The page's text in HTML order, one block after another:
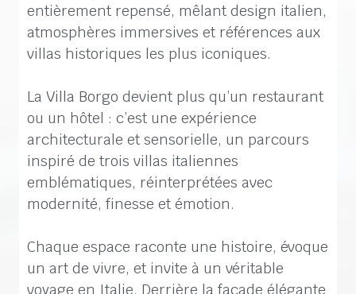
entièrement repensé, mêlant design italien,
atmosphères immersives et références aux
villas historiques les plus iconiques.
La Villa Borgo devient plus qu’un restaurant
ou un hôtel : c’est une expérience
architecturale et sensorielle, un parcours
inspiré de trois villas italiennes
emblématiques, réinterprétées avec
modernité, finesse et émotion.
Chaque espace raconte une histoire, évoque
un art de vivre, et invite à un véritable
voyage en Italie. Derrière la façade élégante